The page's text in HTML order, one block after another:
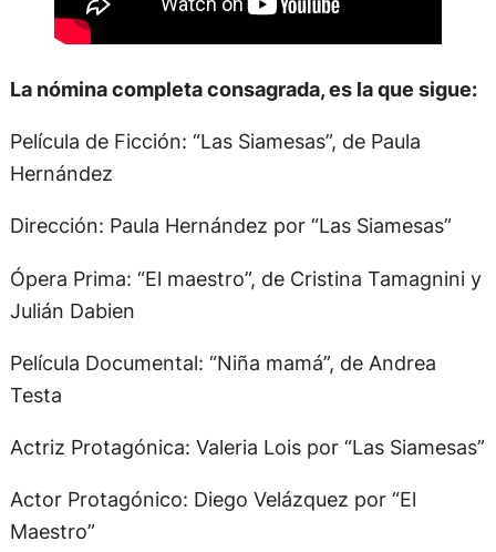
La nómina completa consagrada, es la que sigue:
Película de Ficción: “Las Siamesas”, de Paula
Hernández
Dirección: Paula Hernández por “Las Siamesas”
Ópera Prima: “El maestro”, de Cristina Tamagnini y
Julián Dabien
Película Documental: “Niña mamá”, de Andrea
Testa
Actriz Protagónica: Valeria Lois por “Las Siamesas”
Actor Protagónico: Diego Velázquez por “El
Maestro”